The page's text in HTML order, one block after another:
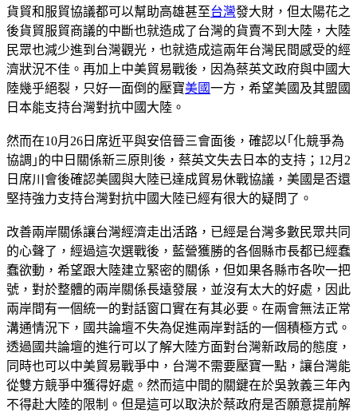
貨貿和服貿協議都可以幫助高雄甚至台灣發大財，但太陽花之
後貨貿服貿商議的中斷也就造成了台灣的貨賣不到大陸，大陸
民眾也減少進到台灣觀光，也就造成這兩年台灣民間感受的經
濟狀況不佳。再加上中美貿易戰後，因為蔡英文政府與中國大
陸幾乎絕裂，只好一面倒的壓寶美國一方，希望美國及其盟國
日本能支持台灣對抗中國大陸。
然而在10月26日席近平與安倍晉三會面後，確認以｢化競爭為
協調｣的中日關係新三原則後，蔡英文失去日本的支持；12月2
日席川會後確認美國與大陸已達成貿易休戰協議，美國是否還
堅持強力支持台灣對抗中國大陸已經有很大的疑問了。
改善兩岸關係讓台灣經濟走出活路，已經是台灣多數民眾共同
的心聲了，經過這次選戰後，藍營獲勝的各個縣市長都已經蠢
蠢欲動，希望跟大陸建立緊密的關係，但如果各縣市各吹一把
號，對於整體的兩岸關係長遠發展，並沒有太大的好處，因此
兩岸間有一個統一的對話窗口實在有其必要。在兩會無法正常
溝通情況下，國共論壇不失為促進兩岸對話的一個積極方式。
透過國共論壇的進行可以了解大陸方面對台灣新政局的態度，
同時也可以中美貿易戰爭中，台灣不需要壓寶一點，讓台灣能
從雙方競爭中獲得好處。然而這中間的關鍵在於吳敦義三年內
不得赴大陸的限制。但是這可以取決於蔡政府是否願意提前解